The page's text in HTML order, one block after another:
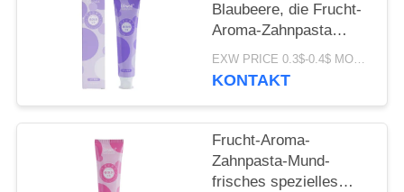
Blaubeere, die Frucht-
Aroma-Zahnpasta
Freshing-Atem 100G
weiß wird
EXW PRICE 0.3$-0.4$ MOQ:500pcs-30000pcs
KONTAKT
Frucht-Aroma-
Zahnpasta-Mund-
frisches spezielles